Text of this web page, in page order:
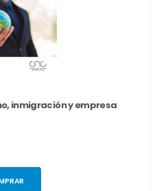
inmigración y empresa